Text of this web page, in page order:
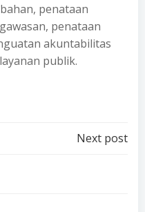
penataan
penataan
akuntabilitas
publik.
Next post